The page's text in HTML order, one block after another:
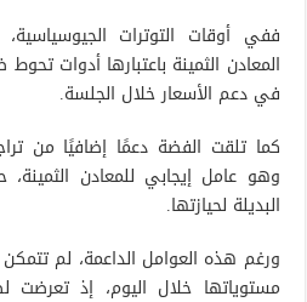
ففي أوقات التوترات
المعادن الثمينة باعتبارها أدوات
في دعم الأسعار خلال الجلسة.
كما تلقت الفضة دعمًا إضافيًا من
وهو عامل إيجابي للمعادن
البديلة لحيازتها.
ورغم هذه العوامل الداعمة، لم
مستوياتها خلال اليوم، إذ تعرضت